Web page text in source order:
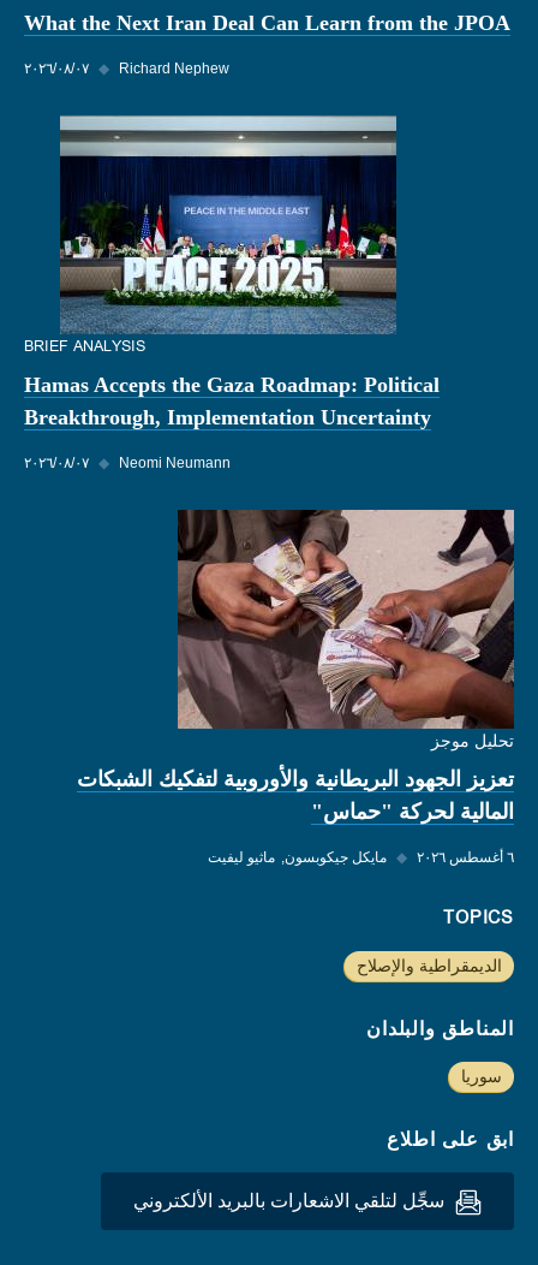
What the Next Iran Deal Can Learn from the JPOA
٠٧‏/٠٨‏/٢٠٢٦ ◆ Richard Nephew
BRIEF ANALYSIS
Hamas Accepts the Gaza Roadmap: Political
Breakthrough, Implementation Uncertainty
٠٧‏/٠٨‏/٢٠٢٦ ◆ Neomi Neumann
تحليل موجز
تعزيز الجهود البريطانية والأوروبية لتفكيك الشبكات
المالية لحركة "حماس"
٦ أغسطس ٢٠٢٦ ◆ مايكل جيكوبسون ماثيو ليفيت
TOPICS
الديمقراطية والإصلاح
المناطق والبلدان
سوريا
ابق على اطلاع
سجِّل لتلقي الاشعارات بالبريد الألكتروني